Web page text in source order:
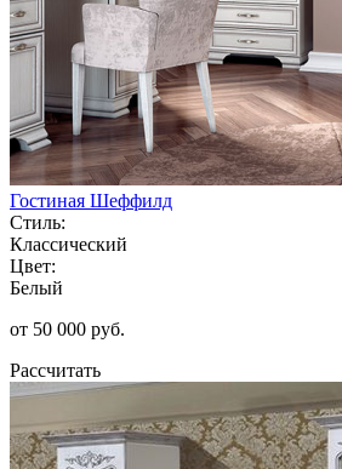
Гостиная Шеффилд
Стиль:
Классический
Цвет:
Белый
от 50 000 руб.
Рассчитать